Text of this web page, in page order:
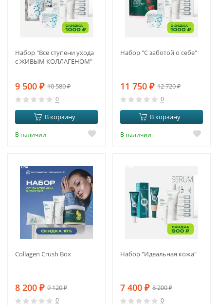
Набор "Все ступени ухода
с ЖИВЫМ КОЛЛАГЕНОМ"
9 500 ₽ 10 580₽
0
В корзину
В наличии
Набор "С заботой о себе"
11 750 ₽ 12 720₽
0
В корзину
В наличии
-10%
Collagen Crush Box
8 200 ₽ 9 120₽
0
Набор "Идеальная кожа"
7 400 ₽ 8 200₽
0